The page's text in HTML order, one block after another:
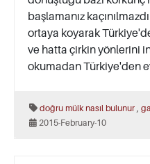
başlamanız
ortaya koyarak
ve hatta çirkin yönlerini
okumadan Türkiye'den
doğru mülk nasıl bulunur
2015-February-10